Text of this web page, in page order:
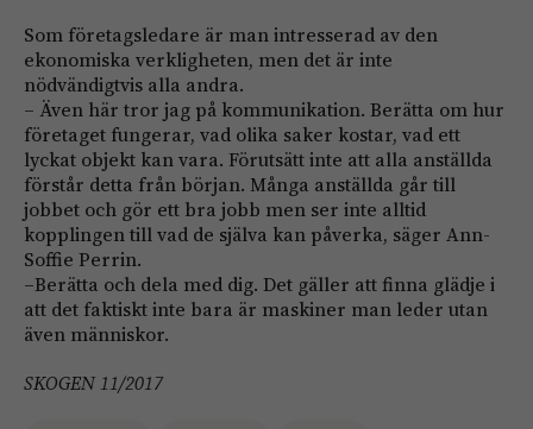
Som företagsledare är man intresserad av den
ekonomiska verkligheten, men det är inte
nödvändigtvis alla andra.
– Även här tror jag på kommunikation. Berätta om hur
företaget fungerar, vad olika saker kostar, vad ett
lyckat objekt kan vara. Förutsätt inte att alla anställda
förstår detta från början. Många anställda går till
jobbet och gör ett bra jobb men ser inte alltid
kopplingen till vad de själva kan påverka, säger Ann-
Soffie Perrin.
–Berätta och dela med dig. Det gäller att finna glädje i
att det faktiskt inte bara är maskiner man leder utan
även män­niskor.
SKOGEN 11/2017